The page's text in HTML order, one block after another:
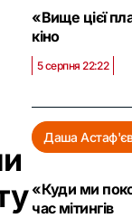
«Вище цієї
кіно
5 серпня 22:22
Даша
«Куди ми
час мітингів